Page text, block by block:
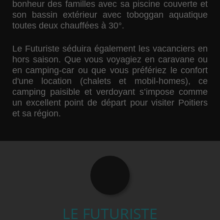
bonheur des familles avec sa piscine couverte et
son bassin extérieur avec toboggan aquatique
toutes deux chauffées à 30°.
Le Futuriste séduira également les vacanciers en
hors saison. Que vous voyagiez en caravane ou
en camping-car ou que vous préfériez le confort
d'une location (chalets et mobil-homes), ce
camping paisible et verdoyant s’impose comme
un excellent point de départ pour visiter Poitiers
et sa région.
LE FUTURISTE